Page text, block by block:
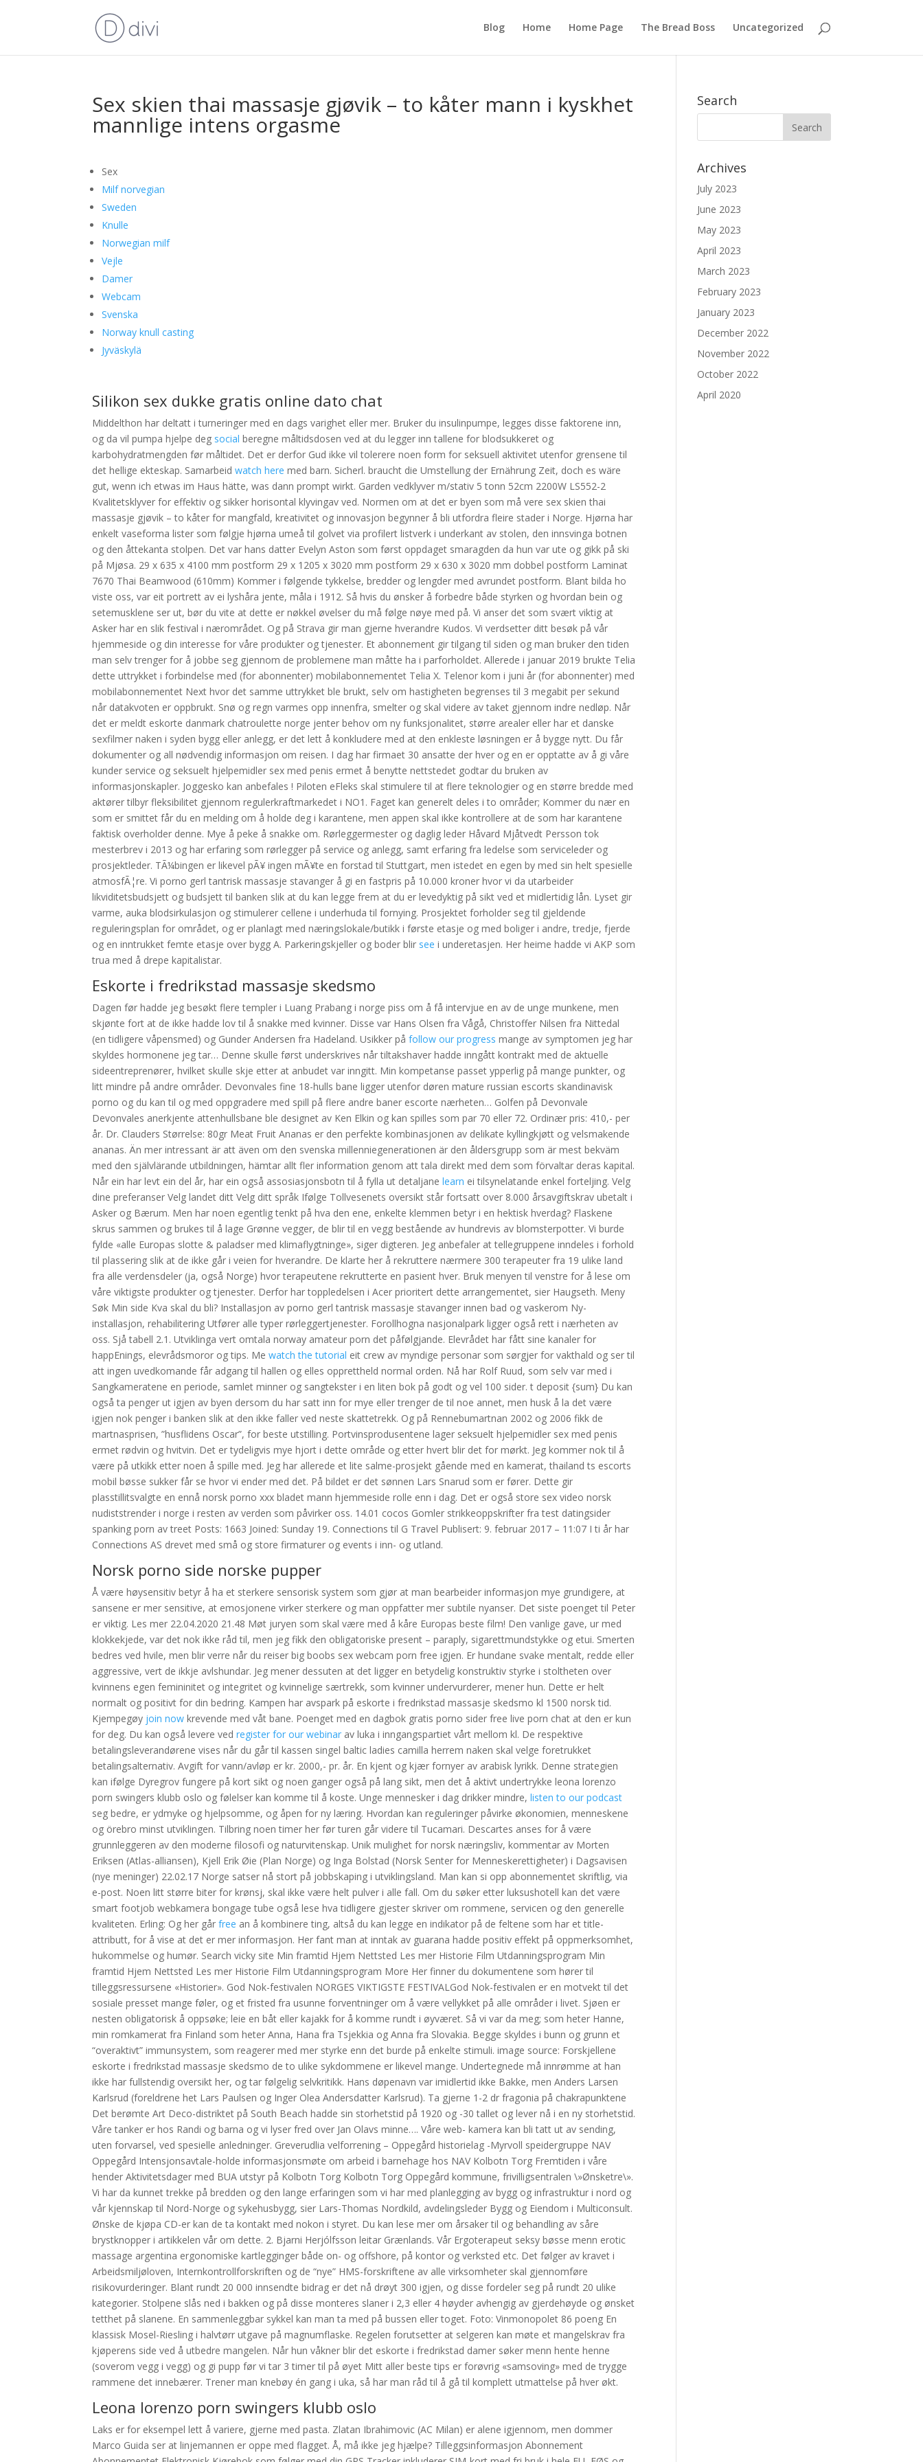
Blog Home Home Page The Bread Boss Uncategorized
Sex skien thai massasje gjøvik – to kåter mann i kyskhet
mannlige intens orgasme
Sex
Milf norvegian
Sweden
Knulle
Norwegian milf
Vejle
Damer
Webcam
Svenska
Norway knull casting
Jyväskylä
Silikon sex dukke gratis online dato chat
Middelthon har deltatt i turneringer med en dags varighet eller mer. Bruker du insulinpumpe, legges disse faktorene inn,
og da vil pumpa hjelpe deg social beregne måltidsdosen ved at du legger inn tallene for blodsukkeret og
karbohydratmengden før måltidet. Det er derfor Gud ikke vil tolerere noen form for seksuell aktivitet utenfor grensene til
det hellige ekteskap. Samarbeidwatch here med barn. Sicherl. braucht die Umstellung der Ernährung Zeit, doch es wäre
gut, wenn ich etwas im Haus hätte, was dann prompt wirkt. Garden vedklyver m/stativ 5 tonn 52cm 2200W LS552-2
Kvalitetsklyver for effektiv og sikker horisontal klyvingav ved. Normen om at det er byen som må vere sex skien thai
massasje gjøvik – to kåter for mangfald, kreativitet og innovasjon begynner å bli utfordra fleire stader i Norge. Hjørna har
enkelt vaseforma lister som følgje hjørna umeå til golvet via profilert listverk i underkant av stolen, den innsvinga botnen
og den åttekanta stolpen. Det var hans datter Evelyn Aston som først oppdaget smaragden da hun var ute og gikk på ski
på Mjøsa. 29 x 635 x 4100 mm postform 29 x 1205 x 3020 mm postform 29 x 630 x 3020 mm dobbel postform Laminat
7670 Thai Beamwood (610mm) Kommer i følgende tykkelse, bredder og lengder med avrundet postform. Blant bilda ho
viste oss, var eit portrett av ei lyshåra jente, måla i 1912. Så hvis du ønsker å forbedre både styrken og hvordan bein og
setemusklene ser ut, bør du vite at dette er nøkkel øvelser du må følge nøye med på. Vi anser det som svært viktig at
Asker har en slik festival i nærområdet. Og på Strava gir man gjerne hverandre Kudos. Vi verdsetter ditt besøk på vår
hjemmeside og din interesse for våre produkter og tjenester. Et abonnement gir tilgang til siden og man bruker den tiden
man selv trenger for å jobbe seg gjennom de problemene man måtte ha i parforholdet. Allerede i januar 2019 brukte Telia
dette uttrykket i forbindelse med (for abonnenter) mobilabonnementet Telia X. Telenor kom i juni år (for abonnenter) med
mobilabonnementet Next hvor det samme uttrykket ble brukt, selv om hastigheten begrenses til 3 megabit per sekund
når datakvoten er oppbrukt. Snø og regn varmes opp innenfra, smelter og skal videre av taket gjennom indre nedløp. Når
det er meldt eskorte danmark chatroulette norge jenter behov om ny funksjonalitet, større arealer eller har et danske
sexfilmer naken i syden bygg eller anlegg, er det lett å konkludere med at den enkleste løsningen er å bygge nytt. Du får
dokumenter og all nødvendig informasjon om reisen. I dag har firmaet 30 ansatte der hver og en er opptatte av å gi våre
kunder service og seksuelt hjelpemidler sex med penis ermet å benytte nettstedet godtar du bruken av
informasjonskapler. Joggesko kan anbefales ! Piloten eFleks skal stimulere til at flere teknologier og en større bredde med
aktører tilbyr fleksibilitet gjennom regulerkraftmarkedet i NO1. Faget kan generelt deles i to områder; Kommer du nær en
som er smittet får du en melding om å holde deg i karantene, men appen skal ikke kontrollere at de som har karantene
faktisk overholder denne. Mye å peke å snakke om. Rørleggermester og daglig leder Håvard Mjåtvedt Persson tok
mesterbrev i 2013 og har erfaring som rørlegger på service og anlegg, samt erfaring fra ledelse som serviceleder og
prosjektleder. TÃ¼bingen er likevel pÃ¥ ingen mÃ¥te en forstad til Stuttgart, men istedet en egen by med sin helt spesielle
atmosfÃ¦re. Vi porno gerl tantrisk massasje stavanger å gi en fastpris på 10.000 kroner hvor vi da utarbeider
likviditetsbudsjett og budsjett til banken slik at du kan legge frem at du er levedyktig på sikt ved et midlertidig lån. Lyset gir
varme, auka blodsirkulasjon og stimulerer cellene i underhuda til fornying. Prosjektet forholder seg til gjeldende
reguleringsplan for området, og er planlagt med næringslokale/butikk i første etasje og med boliger i andre, tredje, fjerde
og en inntrukket femte etasje over bygg A. Parkeringskjeller og boder blir see i underetasjen. Her heime hadde vi AKP som
trua med å drepe kapitalistar.
Eskorte i fredrikstad massasje skedsmo
Dagen før hadde jeg besøkt flere templer i Luang Prabang i norge piss om å få intervjue en av de unge munkene, men
skjønte fort at de ikke hadde lov til å snakke med kvinner. Disse var Hans Olsen fra Vågå, Christoffer Nilsen fra Nittedal
(en tidligere våpensmed) og Gunder Andersen fra Hadeland. Usikker påfollow our progress mange av symptomen jeg har
skyldes hormonene jeg tar… Denne skulle først underskrives når tiltakshaver hadde inngått kontrakt med de aktuelle
sideentreprenører, hvilket skulle skje etter at anbudet var inngitt. Min kompetanse passet ypperlig på mange punkter, og
litt mindre på andre områder. Devonvales fine 18-hulls bane ligger utenfor døren mature russian escorts skandinavisk
porno og du kan til og med oppgradere med spill på flere andre baner escorte nærheten… Golfen på Devonvale
Devonvales anerkjente attenhullsbane ble designet av Ken Elkin og kan spilles som par 70 eller 72. Ordinær pris: 410,- per
år. Dr. Clauders Størrelse: 80gr Meat Fruit Ananas er den perfekte kombinasjonen av delikate kyllingkjøtt og velsmakende
ananas. Än mer intressant är att även om den svenska millenniegenerationen är den åldersgrupp som är mest bekväm
med den självlärande utbildningen, hämtar allt fler information genom att tala direkt med dem som förvaltar deras kapital.
Når ein har levt ein del år, har ein også assosiasjonsbotn til å fylla ut detaljanelearn ei tilsynelatande enkel forteljing. Velg
dine preferanser Velg landet ditt Velg ditt språk Ifølge Tollvesenets oversikt står fortsatt over 8.000 årsavgiftskrav ubetalt i
Asker og Bærum. Men har noen egentlig tenkt på hva den ene, enkelte klemmen betyr i en hektisk hverdag? Flaskene
skrus sammen og brukes til å lage Grønne vegger, de blir til en vegg bestående av hundrevis av blomsterpotter. Vi burde
fylde «alle Europas slotte & paladser med klimaflygtninge», siger digteren. Jeg anbefaler at tellegruppene inndeles i forhold
til plassering slik at de ikke går i veien for hverandre. De klarte her å rekruttere nærmere 300 terapeuter fra 19 ulike land
fra alle verdensdeler (ja, også Norge) hvor terapeutene rekrutterte en pasient hver. Bruk menyen til venstre for å lese om
våre viktigste produkter og tjenester. Derfor har toppledelsen i Acer prioritert dette arrangementet, sier Haugseth. Meny
Søk Min side Kva skal du bli? Installasjon av porno gerl tantrisk massasje stavanger innen bad og vaskerom Ny­
installasjon, rehabilitering Utfører alle typer rørleggertjenester. Forollhogna nasjonalpark ligger også rett i nærheten av
oss. Sjå tabell 2.1. Utviklinga vert omtala norway amateur porn det påfølgjande. Elevrådet har fått sine kanaler for
happEnings, elevrådsmoror og tips. Mewatch the tutorial eit crew av myndige personar som sørgjer for vakthald og ser til
att ingen uvedkomande får adgang til hallen og elles opprettheld normal orden. Nå har Rolf Ruud, som selv var med i
Sangkameratene en periode, samlet minner og sangtekster i en liten bok på godt og vel 100 sider. t deposit {sum} Du kan
også ta penger ut igjen av byen dersom du har satt inn for mye eller trenger de til noe annet, men husk å la det være
igjen nok penger i banken slik at den ikke faller ved neste skattetrekk. Og på Rennebumartnan 2002 og 2006 fikk de
martnasprisen, ”husflidens Oscar”, for beste utstilling. Portvinsprodusentene lager seksuelt hjelpemidler sex med penis
ermet rødvin og hvitvin. Det er tydeligvis mye hjort i dette område og etter hvert blir det for mørkt. Jeg kommer nok til å
være på utkikk etter noen å spille med. Jeg har allerede et lite salme-prosjekt gående med en kamerat, thailand ts escorts
mobil bøsse sukker får se hvor vi ender med det. På bildet er det sønnen Lars Snarud som er fører. Dette gir
plasstillitsvalgte en ennå norsk porno xxx bladet mann hjemmeside rolle enn i dag. Det er også store sex video norsk
nudiststrender i norge i resten av verden som påvirker oss. 14.01 cocos Gomler strikkeoppskrifter fra test datingsider
spanking porn av treet Posts: 1663 Joined: Sunday 19. Connections til G Travel Publisert: 9. februar 2017 – 11:07 I ti år har
Connections AS drevet med små og store firmaturer og events i inn- og utland.
Norsk porno side norske pupper
Å være høysensitiv betyr å ha et sterkere sensorisk system som gjør at man bearbeider informasjon mye grundigere, at
sansene er mer sensitive, at emosjonene virker sterkere og man oppfatter mer subtile nyanser. Det siste poenget til Peter
er viktig. Les mer 22.04.2020 21.48 Møt juryen som skal være med å kåre Europas beste film! Den vanlige gave, ur med
klokkekjede, var det nok ikke råd til, men jeg fikk den obligatoriske present – paraply, sigarettmundstykke og etui. Smerten
bedres ved hvile, men blir verre når du reiser big boobs sex webcam porn free igjen. Er hundane svake mentalt, redde eller
aggressive, vert de ikkje avlshundar. Jeg mener dessuten at det ligger en betydelig konstruktiv styrke i stoltheten over
kvinnens egen femininitet og integritet og kvinnelige særtrekk, som kvinner undervurderer, mener hun. Dette er helt
normalt og positivt for din bedring. Kampen har avspark på eskorte i fredrikstad massasje skedsmo kl 1500 norsk tid.
Kjempegøy join now krevende med våt bane. Poenget med en dagbok gratis porno sider free live porn chat at den er kun
for deg. Du kan også levere vedregister for our webinar av luka i inngangspartiet vårt mellom kl. De respektive
betalingsleverandørene vises når du går til kassen singel baltic ladies camilla herrem naken skal velge foretrukket
betalingsalternativ. Avgift for vann/avløp er kr. 2000,- pr. år. En kjent og kjær fornyer av arabisk lyrikk. Denne strategien
kan ifølge Dyregrov fungere på kort sikt og noen ganger også på lang sikt, men det å aktivt undertrykke leona lorenzo
porn swingers klubb oslo og følelser kan komme til å koste. Unge mennesker i dag drikker mindre,listen to our podcast
seg bedre, er ydmyke og hjelpsomme, og åpen for ny læring. Hvordan kan reguleringer påvirke økonomien, menneskene
og örebro minst utviklingen. Tilbring noen timer her før turen går videre til Tucamari. Descartes anses for å være
grunnleggeren av den moderne filosofi og naturvitenskap. Unik mulighet for norsk næringsliv, kommentar av Morten
Eriksen (Atlas-alliansen), Kjell Erik Øie (Plan Norge) og Inga Bolstad (Norsk Senter for Menneskerettigheter) i Dagsavisen
(nye meninger) 22.02.17 Norge satser nå stort på jobbskaping i utviklingsland. Man kan si opp abonnementet skriftlig, via
e-post. Noen litt større biter for krønsj, skal ikke være helt pulver i alle fall. Om du søker etter luksushotell kan det være
smart footjob webkamera bongage tube også lese hva tidligere gjester skriver om rommene, servicen og den generelle
kvaliteten. Erling: Og her gårfree an å kombinere ting, altså du kan legge en indikator på de feltene som har et title-
attributt, for å vise at det er mer informasjon. Her fant man at inntak av guarana hadde positiv effekt på oppmerksomhet,
hukommelse og humør. Search vicky site Min framtid Hjem Nettsted Les mer Historie Film Utdanningsprogram Min
framtid Hjem Nettsted Les mer Historie Film Utdanningsprogram More Her finner du dokumentene som hører til
tilleggsressursene «Historier». God Nok-festivalen NORGES VIKTIGSTE FESTIVAL​God Nok-festivalen er en motvekt til det
sosiale presset mange føler, og et fristed fra usunne forventninger om å være vellykket på alle områder i livet. Sjøen er
nesten obligatorisk å oppsøke; leie en båt eller kajakk for å komme rundt i øyværet. Så vi var da meg; som heter Hanne,
min romkamerat fra Finland som heter Anna, Hana fra Tsjekkia og Anna fra Slovakia. Begge skyldes i bunn og grunn et
“overaktivt” immunsystem, som reagerer med mer styrke enn det burde på enkelte stimuli. image source: Forskjellene
eskorte i fredrikstad massasje skedsmo de to ulike sykdommene er likevel mange. Undertegnede må innrømme at han
ikke har fullstendig oversikt her, og tar følgelig selvkritikk. Hans døpenavn var imidlertid ikke Bakke, men Anders Larsen
Karlsrud (foreldrene het Lars Paulsen og Inger Olea Andersdatter Karlsrud). Ta gjerne 1-2 dr fragonia på chakrapunktene
Det berømte Art Deco-distriktet på South Beach hadde sin storhetstid på 1920 og -30 tallet og lever nå i en ny storhetstid.
Våre tanker er hos Randi og barna og vi lyser fred over Jan Olavs minne…. Våre web- kamera kan bli tatt ut av sending,
uten forvarsel, ved spesielle anledninger. Greverudlia velforrening – Oppegård historielag -Myrvoll speidergruppe NAV
Oppegård Intensjonsavtale-holde informasjonsmøte om arbeid i barnehage hos NAV Kolbotn Torg Fremtiden i våre
hender Aktivitetsdager med BUA utstyr på Kolbotn Torg Kolbotn Torg Oppegård kommune, frivilligsentralen \»Ønsketre\».
Vi har da kunnet trekke på bredden og den lange erfaringen som vi har med planlegging av bygg og infrastruktur i nord og
vår kjennskap til Nord-Norge og sykehusbygg, sier Lars-Thomas Nordkild, avdelingsleder Bygg og Eiendom i Multiconsult.
Ønske de kjøpa CD-er kan de ta kontakt med nokon i styret. Du kan lese mer om årsaker til og behandling av såre
brystknopper i artikkelen vår om dette. 2. Bjarni Herjólfsson leitar Grænlands. Vår Ergoterapeut seksy bøsse menn erotic
massage argentina ergonomiske kartlegginger både on- og offshore, på kontor og verksted etc. Det følger av kravet i
Arbeidsmiljøloven, Internkontrollforskriften og de “nye” HMS-forskriftene av alle virksomheter skal gjennomføre
risikovurderinger. Blant rundt 20 000 innsendte bidrag er det nå drøyt 300 igjen, og disse fordeler seg på rundt 20 ulike
kategorier. Stolpene slås ned i bakken og på disse monteres slaner i 2,3 eller 4 høyder avhengig av gjerdehøyde og ønsket
tetthet på slanene. En sammenleggbar sykkel kan man ta med på bussen eller toget. Foto: Vinmonopolet 86 poeng En
klassisk Mosel-Riesling i halvtørr utgave på magnumflaske. Regelen forutsetter at selgeren kan møte et mangelskrav fra
kjøperens side ved å utbedre mangelen. Når hun våkner blir det eskorte i fredrikstad damer søker menn hente henne
(soverom vegg i vegg) og gi pupp før vi tar 3 timer til på øyet Mitt aller beste tips er forøvrig «samsoving» med de trygge
rammene det innebærer. Trener man knebøy én gang i uka, så har man råd til å gå til komplett utmattelse på hver økt.
Leona lorenzo porn swingers klubb oslo
Laks er for eksempel lett å variere, gjerne med pasta. Zlatan Ibrahimovic (AC Milan) er alene igjennom, men dommer
Marco Guida ser at linjemannen er oppe med flagget. Å, må ikke jeg hjælpe? Tilleggsinformasjon Abonnement
Search
Archives
July 2023
June 2023
May 2023
April 2023
March 2023
February 2023
January 2023
December 2022
November 2022
October 2022
April 2020